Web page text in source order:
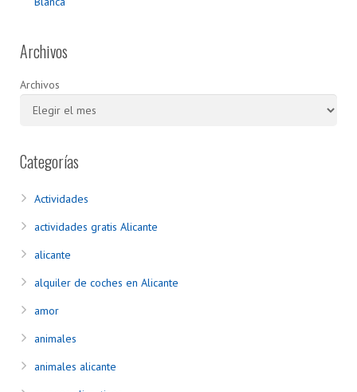
Archivos
Archivos
Categorías
Actividades
actividades gratis Alicante
alicante
alquiler de coches en Alicante
amor
animales
animales alicante